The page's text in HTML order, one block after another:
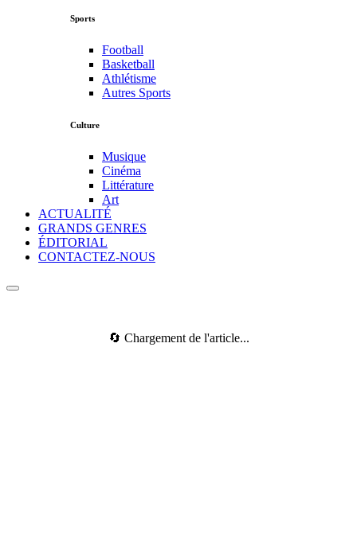
Sports
Football
Basketball
Athlétisme
Autres Sports
Culture
Musique
Cinéma
Littérature
Art
ACTUALITÉ
GRANDS GENRES
ÉDITORIAL
CONTACTEZ-NOUS
🔄 Chargement de l'article...